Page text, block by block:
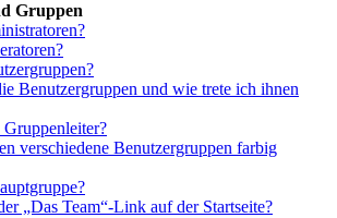
Gruppen
Benutzergruppen und wie trete ich ihnen
verschiedene Benutzergruppen farbig
„Das Team“-Link auf der Startseite?